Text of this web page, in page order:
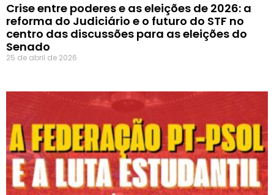
Crise entre poderes e as eleições de 2026: a
reforma do Judiciário e o futuro do STF no
centro das discussões para as eleições do
Senado
25 de abril de 2026